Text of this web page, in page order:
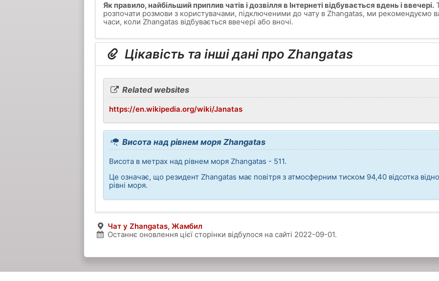
Як правило, найбільший приплив чатів і дозвілля в Інтернеті відбувається вдень і ввечері.
розпочати розмови з користувачами, підключеними до чату в Zhangatas, ми рекомендуємо
часи, коли Zhangatas відбувається ввечері або вночі.
Цікавість та інші дані про Zhangatas
Related websites
https://en.wikipedia.org/wiki/Janatas
Висота над рівнем моря Zhangatas
Висота в метрах над рівнем моря Zhangatas - 511.
Це означає, що резидент Zhangatas має повітря з атмосферним тиском 94,40 відсотка
рівні моря.
Чат у Zhangatas, Жамбил
Останнє оновлення цієї сторінки відбулося на сайті 2022-09-01.